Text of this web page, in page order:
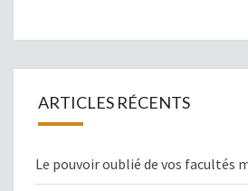
ARTICLES RÉCENTS
Le pouvoir oublié de vos facultés